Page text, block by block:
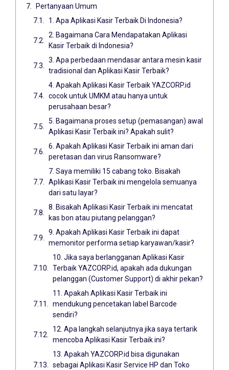
Pertanyaan Umum
1. Apa Aplikasi Kasir Terbaik Di Indonesia?
2. Bagaimana Cara Mendapatakan Aplikasi
Kasir Terbaik di Indonesia?
3. Apa perbedaan mendasar antara mesin kasir
tradisional dan Aplikasi Kasir Terbaik?
4. Apakah Aplikasi Kasir Terbaik YAZCORP.id
cocok untuk UMKM atau hanya untuk
perusahaan besar?
5. Bagaimana proses setup (pemasangan) awal
Aplikasi Kasir Terbaik ini? Apakah sulit?
6. Apakah Aplikasi Kasir Terbaik ini aman dari
peretasan dan virus Ransomware?
7. Saya memiliki 15 cabang toko. Bisakah
Aplikasi Kasir Terbaik ini mengelola semuanya
dari satu layar?
8. Bisakah Aplikasi Kasir Terbaik ini mencatat
kas bon atau piutang pelanggan?
9. Apakah Aplikasi Kasir Terbaik ini dapat
memonitor performa setiap karyawan/kasir?
10. Jika saya berlangganan Aplikasi Kasir
Terbaik YAZCORP.id, apakah ada dukungan
pelanggan (Customer Support) di akhir pekan?
11. Apakah Aplikasi Kasir Terbaik ini
mendukung pencetakan label Barcode
sendiri?
12. Apa langkah selanjutnya jika saya tertarik
mencoba Aplikasi Kasir Terbaik ini?
13. Apakah YAZCORP.id bisa digunakan
sebagai Aplikasi Kasir Service HP dan Toko